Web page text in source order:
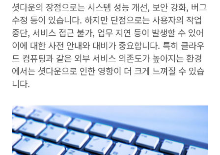
셧다운의 장점으로는 시스템 성능 개선, 보안 강화, 버그
수정 등이 있습니다. 하지만 단점으로는 사용자의 작업
중단, 서비스 접근 불가, 업무 지연 등이 발생할 수 있어
이에 대한 사전 안내와 대비가 중요합니다. 특히 클라우
드 컴퓨팅과 같은 외부 서비스 의존도가 높아지는 환경
에서는 셧다운으로 인한 영향이 더 크게 느껴질 수 있습
니다.